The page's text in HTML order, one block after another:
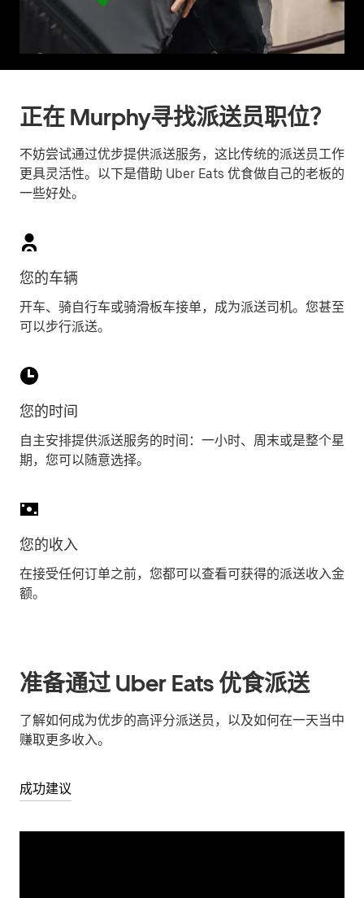
正在 Murphy寻找派送员职位？
不妨尝试通过优步提供派送服务，这比传统的派送员工作
更具灵活性。以下是借助 Uber Eats 优食做自己的老板的
一些好处。
您的车辆
开车、骑自行车或骑滑板车接单，成为派送司机。您甚至
可以步行派送。
您的时间
自主安排提供派送服务的时间：一小时、周末或是整个星
期，您可以随意选择。
您的收入
在接受任何订单之前，您都可以查看可获得的派送收入金
额。
准备通过 Uber Eats 优食派送
了解如何成为优步的高评分派送员，以及如何在一天当中
赚取更多收入。
成功建议